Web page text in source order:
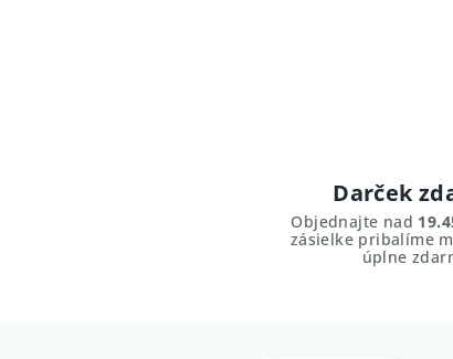
Darček
Objednajte nad
zásielke pribalíme
úplne